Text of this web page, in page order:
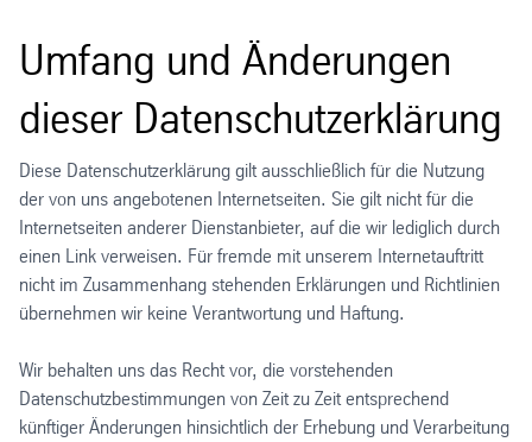
Umfang und Änderungen
dieser Datenschutzerklärung
Diese Datenschutzerklärung gilt ausschließlich für die Nutzung
der von uns angebotenen Internetseiten. Sie gilt nicht für die
Internetseiten anderer Dienstanbieter, auf die wir lediglich durch
einen Link verweisen. Für fremde mit unserem Internetauftritt
nicht im Zusammenhang stehenden Erklärungen und Richtlinien
übernehmen wir keine Verantwortung und Haftung.
Wir behalten uns das Recht vor, die vorstehenden
Datenschutzbestimmungen von Zeit zu Zeit entsprechend
künftiger Änderungen hinsichtlich der Erhebung und Verarbeitung